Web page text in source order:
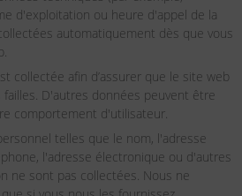
d'exploitation ou heure d'appel de la
automatiquement dès que vous
collectée afin d’assurer que le site web
D'autres données peuvent être
comportement d'utilisateur.
telles que le nom, l'adresse
l'adresse électronique ou d'autres
ne sont pas collectées. Nous ne